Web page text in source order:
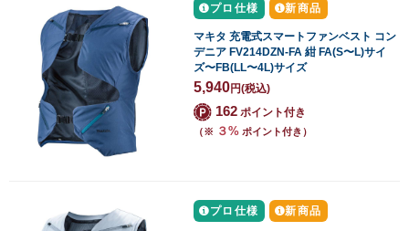
プロ仕様 新商品
マキタ 充電式スマートファンベスト コン
デニア FV214DZN-FA 紺 FA(S〜L)サイ
ズ〜FB(LL〜4L)サイズ
5,940円(税込)
162 ポイント付き
（※ ３% ポイント付き）
プロ仕様 新商品